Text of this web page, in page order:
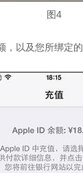
图4
以及您所绑定